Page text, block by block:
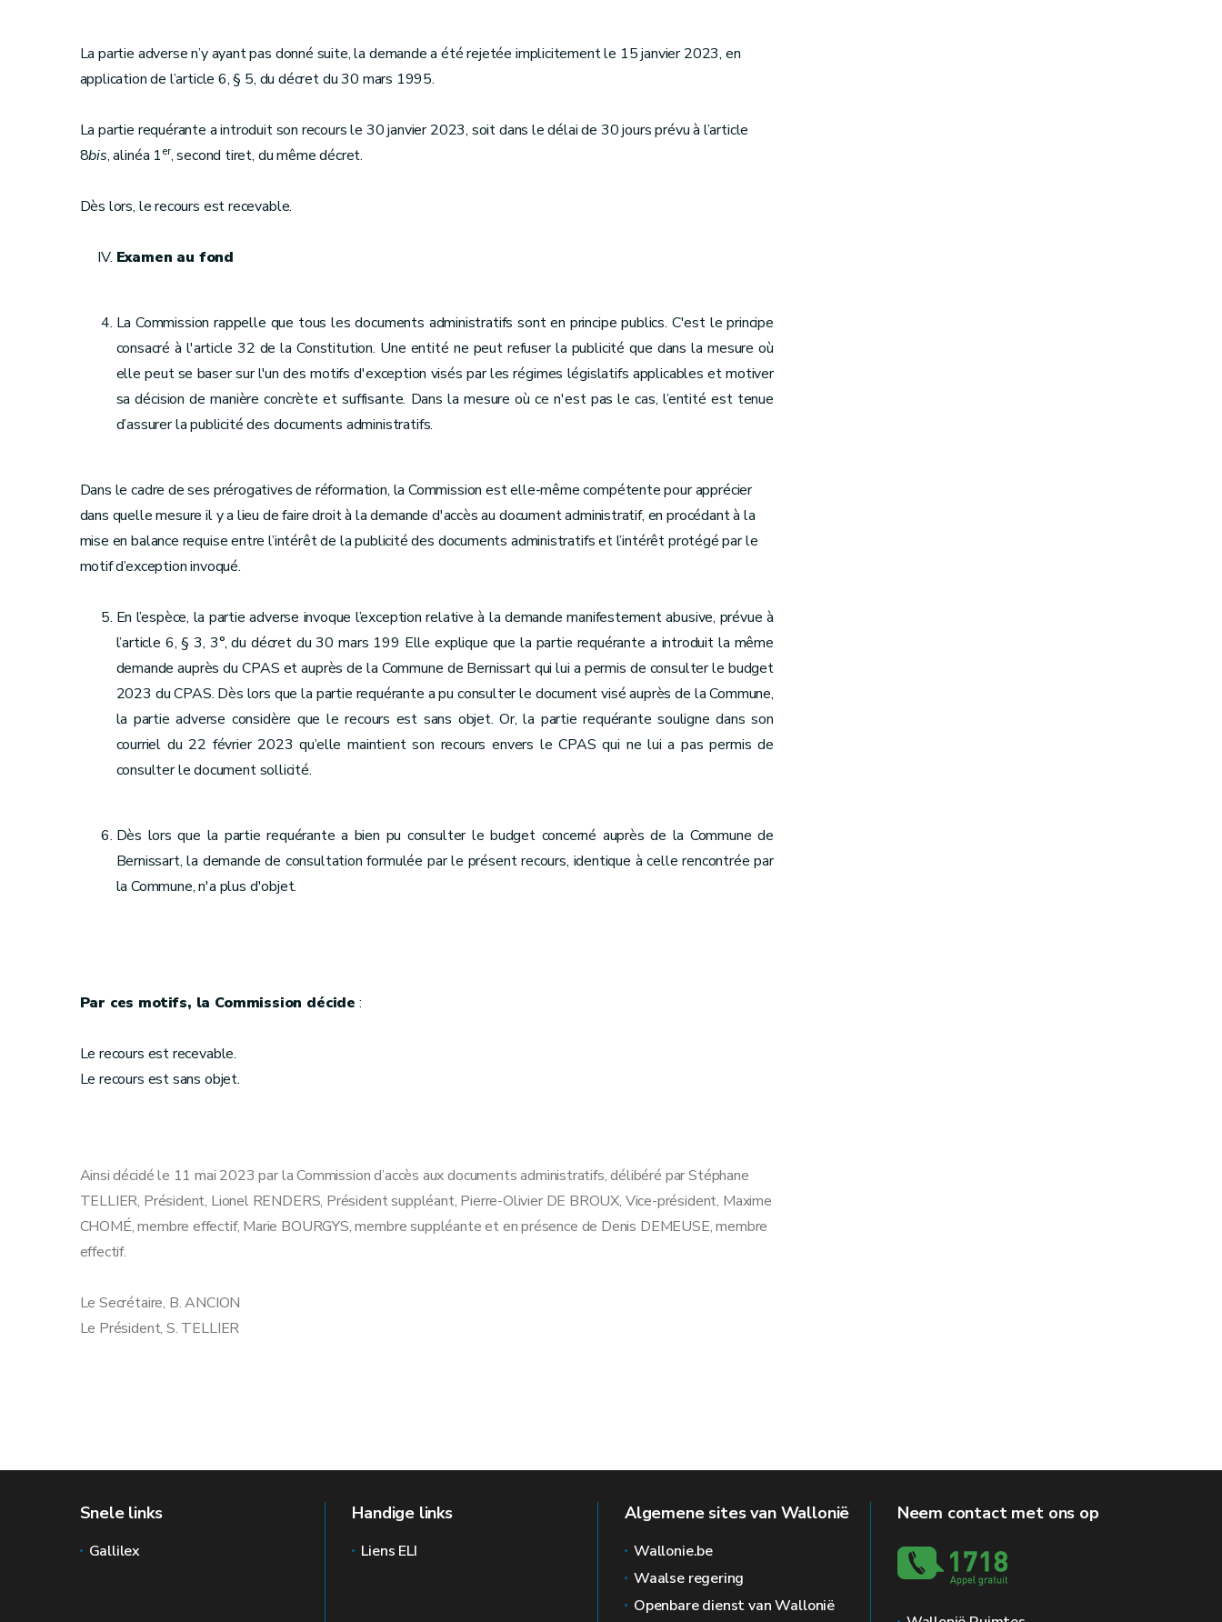
La partie adverse n’y ayant pas donné suite, la demande a été rejetée implicitement le 15 janvier 2023, en
application de l’article 6, § 5, du décret du 30 mars 1995.
La partie requérante a introduit son recours le 30 janvier 2023, soit dans le délai de 30 jours prévu à l’article
8bis, alinéa 1er, second tiret, du même décret.
Dès lors, le recours est recevable.
Examen au fond
La Commission rappelle que tous les documents administratifs sont en principe publics. C'est le principe
consacré à l'article 32 de la Constitution. Une entité ne peut refuser la publicité que dans la mesure où
elle peut se baser sur l'un des motifs d'exception visés par les régimes législatifs applicables et motiver
sa décision de manière concrète et suffisante. Dans la mesure où ce n'est pas le cas, l’entité est tenue
d’assurer la publicité des documents administratifs.
Dans le cadre de ses prérogatives de réformation, la Commission est elle-même compétente pour apprécier
dans quelle mesure il y a lieu de faire droit à la demande d'accès au document administratif, en procédant à la
mise en balance requise entre l’intérêt de la publicité des documents administratifs et l’intérêt protégé par le
motif d’exception invoqué.
En l’espèce, la partie adverse invoque l’exception relative à la demande manifestement abusive, prévue à
l’article 6, § 3, 3°, du décret du 30 mars 199 Elle explique que la partie requérante a introduit la même
demande auprès du CPAS et auprès de la Commune de Bernissart qui lui a permis de consulter le budget
2023 du CPAS. Dès lors que la partie requérante a pu consulter le document visé auprès de la Commune,
la partie adverse considère que le recours est sans objet. Or, la partie requérante souligne dans son
courriel du 22 février 2023 qu’elle maintient son recours envers le CPAS qui ne lui a pas permis de
consulter le document sollicité.
Dès lors que la partie requérante a bien pu consulter le budget concerné auprès de la Commune de
Bernissart, la demande de consultation formulée par le présent recours, identique à celle rencontrée par
la Commune, n'a plus d'objet.
Par ces motifs, la Commission décide :
Le recours est recevable.
Le recours est sans objet.
Ainsi décidé le 11 mai 2023 par la Commission d’accès aux documents administratifs, délibéré par Stéphane
TELLIER, Président, Lionel RENDERS, Président suppléant, Pierre-Olivier DE BROUX, Vice-président, Maxime
CHOMÉ, membre effectif, Marie BOURGYS, membre suppléante et en présence de Denis DEMEUSE, membre
effectif.
Le Secrétaire, B. ANCION
Le Président, S. TELLIER
Snele links
Gallilex
Handige links
Liens ELI
Algemene sites van Wallonië
Wallonie.be
Waalse regering
Openbare dienst van Wallonië
Neem contact met ons op